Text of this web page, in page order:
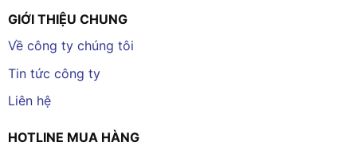
GIỚI THIỆU CHUNG
Về công ty chúng tôi
Tin tức công ty
Liên hệ
HOTLINE MUA HÀNG